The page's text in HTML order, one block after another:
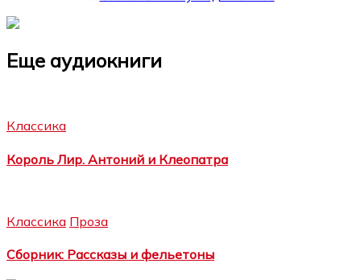
Еще аудиокниги
Классика
Король Лир. Антоний и Клеопатра
Классика Проза
Сборник: Рассказы и фельетоны